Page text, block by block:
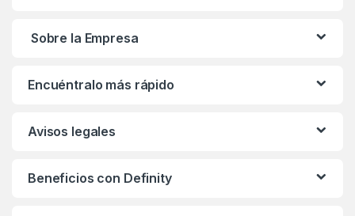
Sobre la Empresa
Encuéntralo más rápido
Avisos legales
Beneficios con Definity